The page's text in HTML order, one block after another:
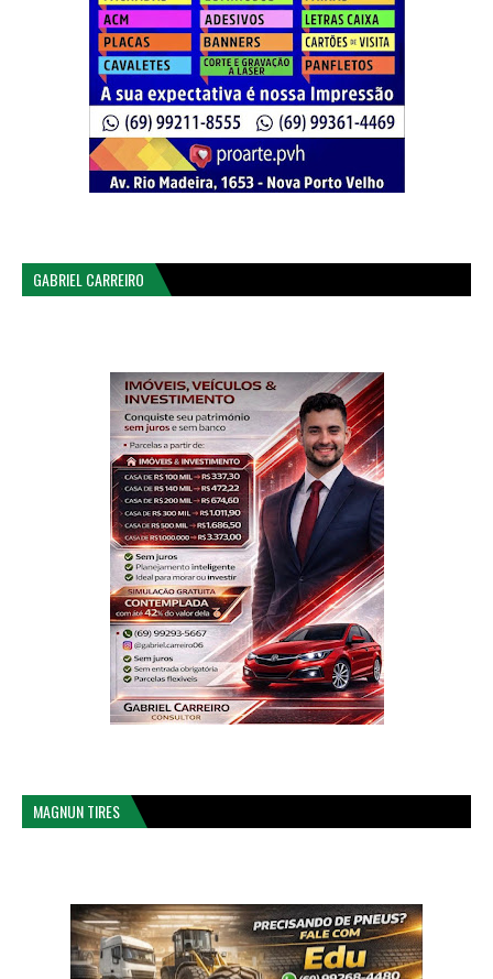
GABRIEL CARREIRO
MAGNUN TIRES